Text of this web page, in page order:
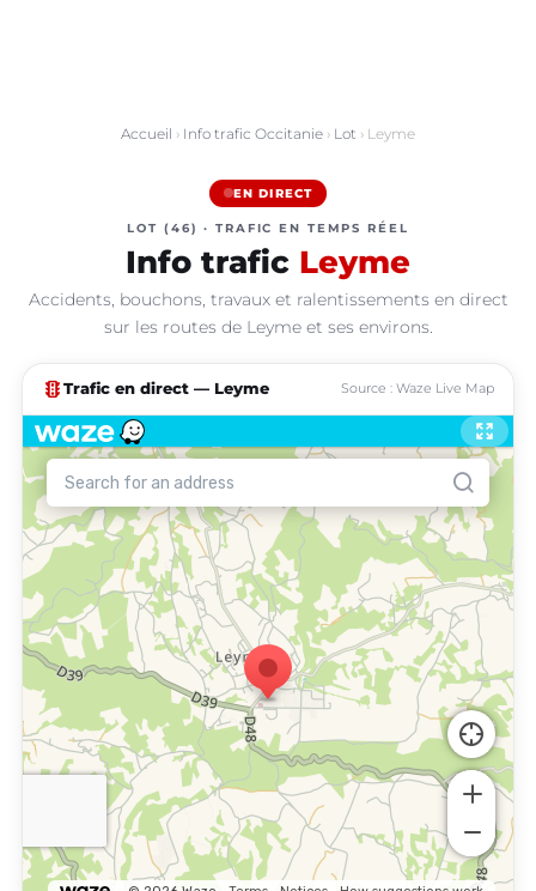
Accueil › Info trafic Occitanie › Lot › Leyme
EN DIRECT
LOT (46) · TRAFIC EN TEMPS RÉEL
Info trafic Leyme
Accidents, bouchons, travaux et ralentissements en direct
sur les routes de Leyme et ses environs.
traffic Trafic en direct — Leyme Source : Waze Live Map